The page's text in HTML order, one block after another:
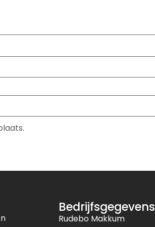
Bedrijfsgegevens
Rudebo Makkum